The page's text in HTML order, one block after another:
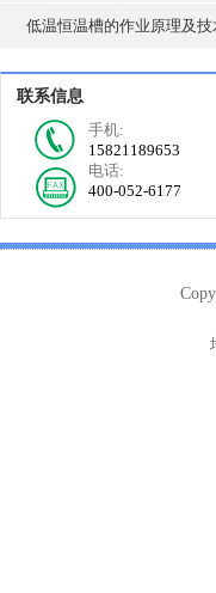
低温恒温槽的作业原理及技
联系信息
手机:
15821189653
电话:
400-052-6177